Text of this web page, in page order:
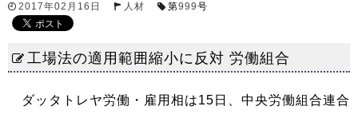
2017年02月16日 人材 第999号
工場法の適用範囲縮小に反対 労働組合
ダッタトレヤ労働・雇用相は15日、中央労働組合連合